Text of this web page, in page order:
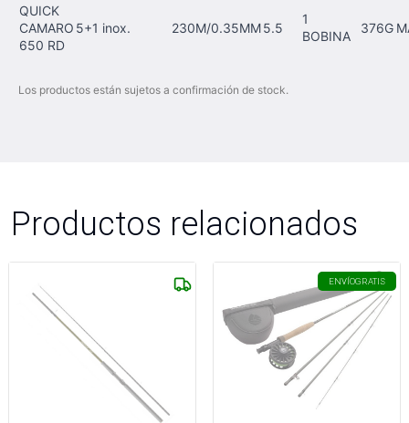
QUICK
CAMARO
650 RD
5+1 inox. 230M/0.35MM5.5
1
BOBINA
376G
Los productos están sujetos a confirmación de stock.
Productos relacionados
ENVÍOGRATIS